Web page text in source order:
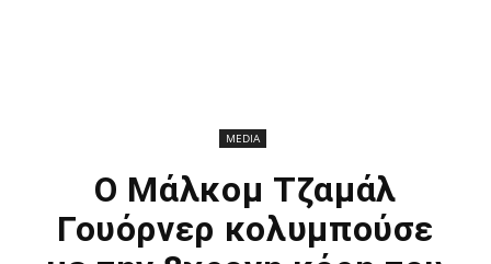
MEDIA
Ο Μάλκομ Τζαμάλ
Γουόρνερ κολυμπούσε